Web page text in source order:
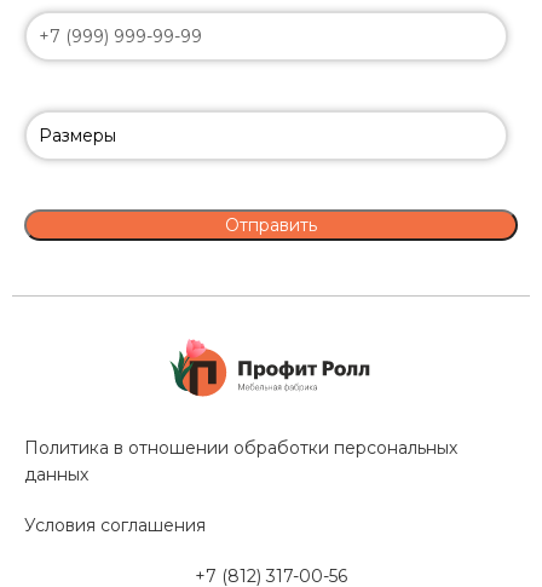
Политика в отношении обработки персональных
данных
Условия соглашения
+7 (812) 317-00-56